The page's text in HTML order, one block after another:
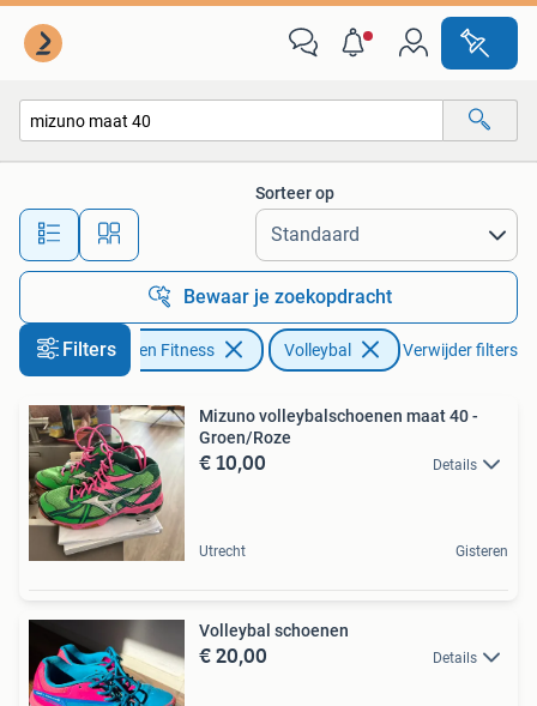
Alle afstanden…
Sorteer op
Bewaar je zoekopdracht
FiltersSport en Fitness Volleybal Verwijder filters
Mizuno volleybalschoenen maat 40 -
Groen/Roze
€ 10,00 Details
Utrecht Gisteren
Volleybal schoenen
€ 20,00 Details